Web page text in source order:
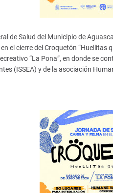
de Salud del Municipio de
el cierre del Croquetón “Huellitas
“La Pona”, en donde se
(ISSEA) y de la asociación